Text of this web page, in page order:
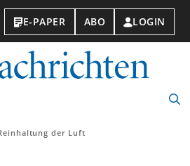
E-PAPER ABO LOGIN
der Luft